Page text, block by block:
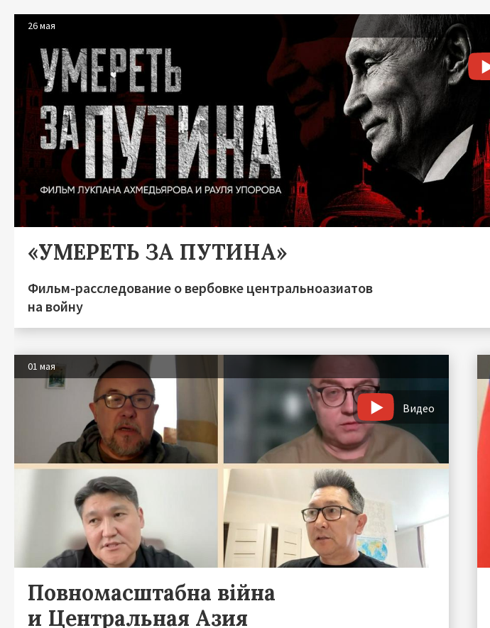
26 мая
«УМЕРЕТЬ ЗА ПУТИНА»
Фильм-расследование о вербовке центральноазиатов
на войну
01 мая
Видео
Повномасштабна війна
и Центральная Азия